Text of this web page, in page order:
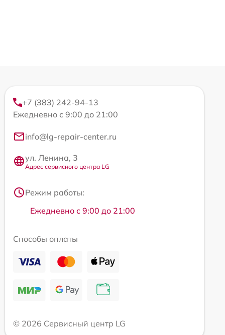
+7 (383) 242-94-13
Ежедневно с 9:00 до 21:00
info@lg-repair-center.ru
ул. Ленина, 3
Адрес сервисного центра LG
Режим работы:
Ежедневно с 9:00 до 21:00
Способы оплаты
© 2026 Сервисный центр LG